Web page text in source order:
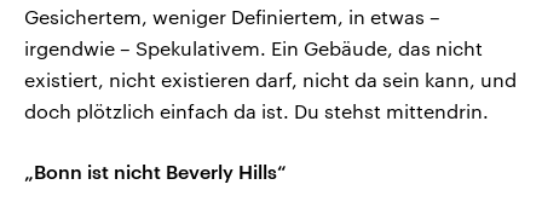
Gesichertem, weniger Definiertem, in etwas –
irgendwie – Spekulativem. Ein Gebäude, das nicht
existiert, nicht existieren darf, nicht da sein kann, und
doch plötzlich einfach da ist. Du stehst mittendrin.
„Bonn ist nicht Beverly Hills“